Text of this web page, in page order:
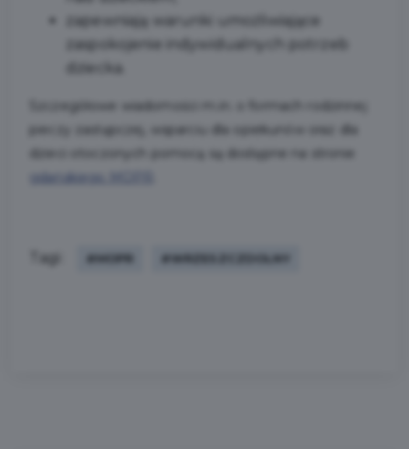
zapewniają warunki umożliwiające
zaspokojenie indywidualnych potrzeb
dziecka.
Szczegółowe wiadomości m.in. o formach rodzinnej
pieczy zastępczej, wsparciu dla opiekunów oraz dla
dzieci otoczonych pomocą są dostępne na stronie
gdańskiego MOPR
Tagi: #MOPR #WRZESZCZDOLNY